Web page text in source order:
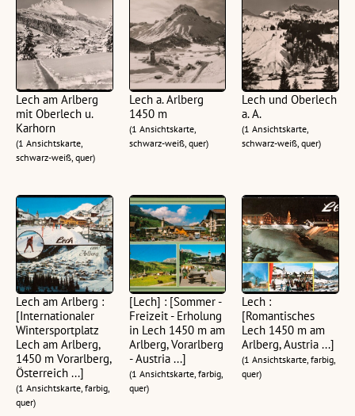
Lech am Arlberg
mit Oberlech u.
Karhorn
(1 Ansichtskarte,
schwarz-weiß, quer)
Lech a. Arlberg
1450 m
(1 Ansichtskarte,
schwarz-weiß, quer)
Lech und Oberlech
a. A.
(1 Ansichtskarte,
schwarz-weiß, quer)
Lech am Arlberg :
[Internationaler
Wintersportplatz
Lech am Arlberg,
1450 m Vorarlberg,
Österreich ...]
(1 Ansichtskarte, farbig,
quer)
[Lech] : [Sommer -
Freizeit - Erholung
in Lech 1450 m am
Arlberg, Vorarlberg
- Austria ...]
(1 Ansichtskarte, farbig,
quer)
Lech :
[Romantisches
Lech 1450 m am
Arlberg, Austria ...]
(1 Ansichtskarte, farbig,
quer)